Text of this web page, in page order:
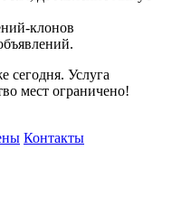
клонов
сегодня. Услуга
мест ограничено!
Контакты